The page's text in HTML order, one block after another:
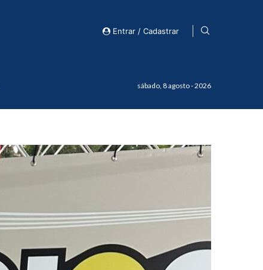
Entrar / Cadastrar
sábado, 8 agosto - 2026